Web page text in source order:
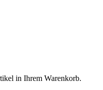
in Ihrem Warenkorb.